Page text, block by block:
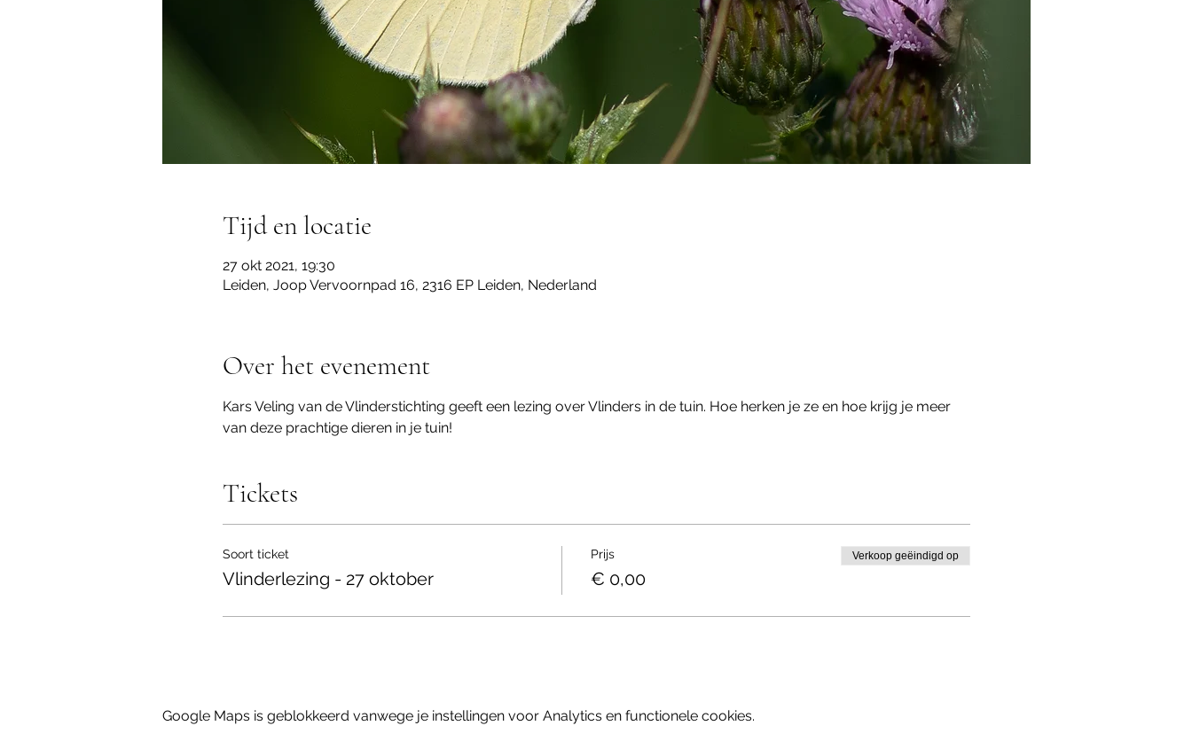
Tijd en locatie
27 okt 2021, 19:30
Leiden, Joop Vervoornpad 16, 2316 EP Leiden, Nederland
Over het evenement
Kars Veling van de Vlinderstichting geeft een lezing over Vlinders in de tuin. Hoe herken je ze en hoe krijg je meer
van deze prachtige dieren in je tuin!
Tickets
Soort ticket
Vlinderlezing - 27 oktober
Prijs
€ 0,00
Verkoop geëindigd op
Google Maps is geblokkeerd vanwege je instellingen voor Analytics en functionele cookies.